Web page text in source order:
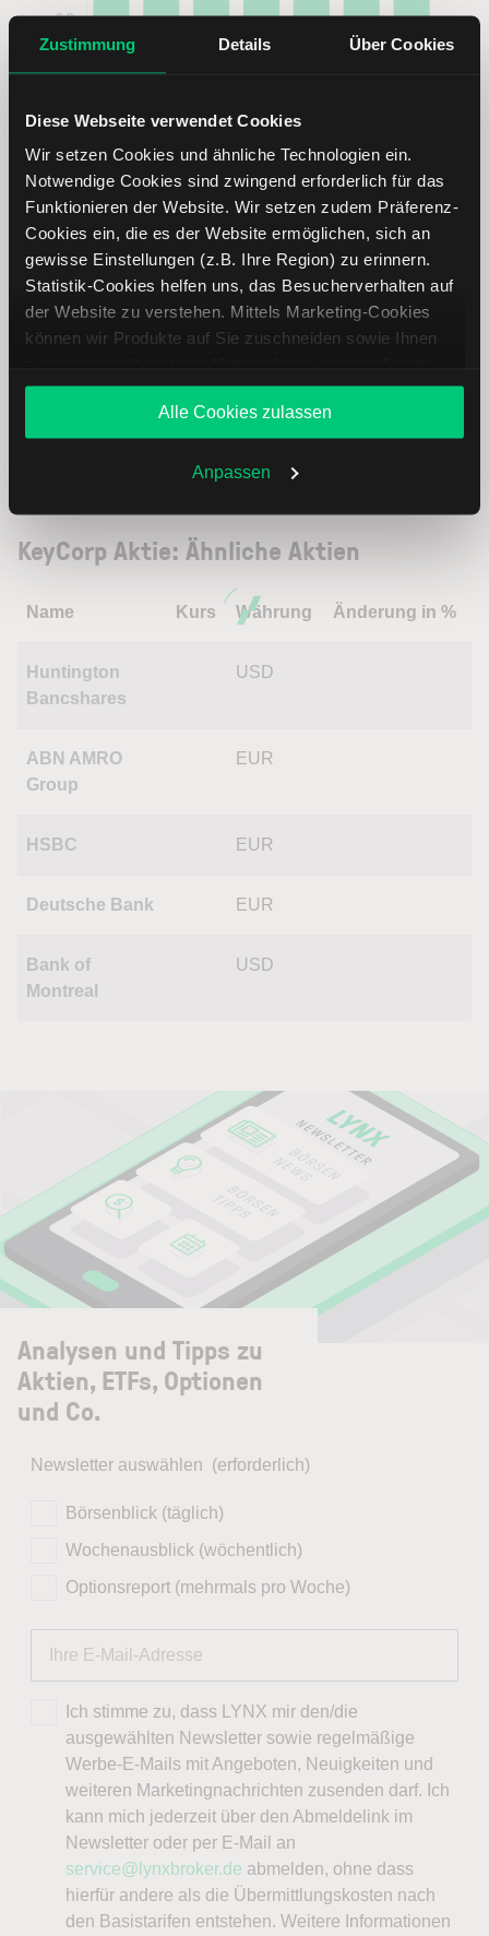
Zustimmung Details Über Cookies
Diese Webseite verwendet Cookies
Wir setzen Cookies und ähnliche Technologien ein.
Notwendige Cookies sind zwingend erforderlich für das
Funktionieren der Website. Wir setzen zudem Präferenz-
Cookies ein, die es der Website ermöglichen, sich an
gewisse Einstellungen (z.B. Ihre Region) zu erinnern.
Statistik-Cookies helfen uns, das Besucherverhalten auf
der Website zu verstehen. Mittels Marketing-Cookies
können wir Produkte auf Sie zuschneiden sowie Ihnen
Angebote unterbreiten. Sie entscheiden, welche Cookies
Sie zulassen oder ablehnen. Ihre Entscheidung können
Sie jederzeit in denCookie-Einstellungenändern.
Weitere Infos auch in unsererDatenschutzerklärung
Alle Cookies zulassen
Anpassen
KeyCorp Aktie analysieren
Lernen Sie mit LYNX, wie Sie den Kursverlauf der
KeyCorp Aktie mithilfe technischer Analyse besser
einordnen, relevante Fundamentaldaten interpretieren und
den Bereich Trading entdecken.
KeyCorp Aktie: Ähnliche Aktien
Name Kurs Währung Änderung in %
Huntington
Bancshares
USD
ABN AMRO
Group
EUR
HSBC EUR
Deutsche Bank EUR
Bank of
Montreal
USD
Analysen und Tipps zu
Aktien, ETFs, Optionen
und Co.
Newsletter auswählen (erforderlich)
Börsenblick (täglich)
Wochenausblick (wöchentlich)
Optionsreport (mehrmals pro Woche)
Ich stimme zu, dass LYNX mir den/die
ausgewählten Newsletter sowie regelmäßige
Werbe-E-Mails mit Angeboten, Neuigkeiten und
weiteren Marketingnachrichten zusenden darf. Ich
kann mich jederzeit über den Abmeldelink im
Newsletter oder per E-Mail an
service@lynxbroker.de abmelden, ohne dass
hierfür andere als die Übermittlungskosten nach
den Basistarifen entstehen. Weitere Informationen